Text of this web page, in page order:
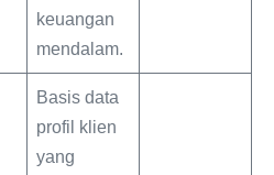
keuangan
mendalam.
Basis data
profil klien
yang